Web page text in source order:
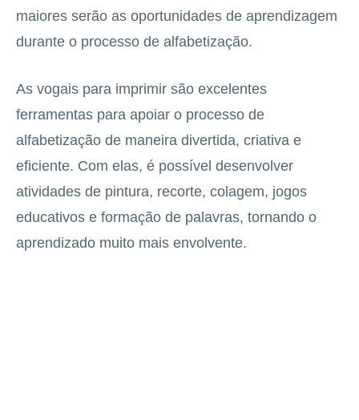
maiores serão as oportunidades de aprendizagem
durante o processo de alfabetização.
As vogais para imprimir são excelentes
ferramentas para apoiar o processo de
alfabetização de maneira divertida, criativa e
eficiente. Com elas, é possível desenvolver
atividades de pintura, recorte, colagem, jogos
educativos e formação de palavras, tornando o
aprendizado muito mais envolvente.